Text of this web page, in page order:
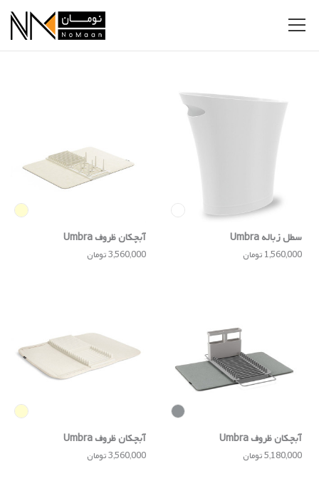
سطل زباله Umbra
1,560,000 تومان
آبچکان ظروف Umbra
3,560,000 تومان
آبچکان ظروف Umbra
5,180,000 تومان
آبچکان ظروف Umbra
3,560,000 تومان